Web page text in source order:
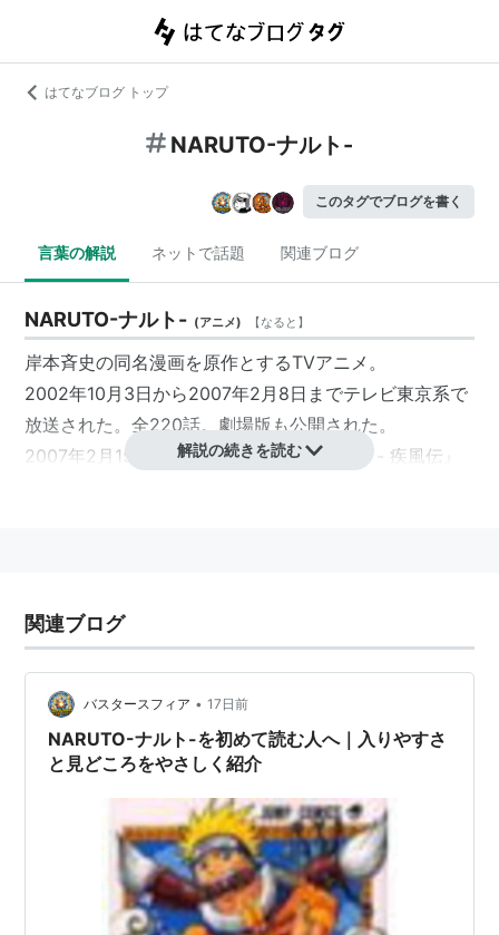
はてなブログ トップ
NARUTO-ナルト-
このタグでブログを書く
言葉の解説 ネットで話題 関連ブログ
NARUTO-ナルト- (アニメ) 【なると 】
岸本斉史の同名漫画を原作とするTVアニメ。
2002年10月3日から2007年2月8日までテレビ東京系で
放送された。全220話。劇場版も公開された。
2007年2月15日からは、『NARUTO-ナルト- 疾風伝
監督：伊達勇登
シリーズ構成：隅沢克之→武上純希
美術：高田茂祝
録音演出：神尾千春
音楽：六三四プロジェクト・増田俊郎
アニメーション制作：studioぴえろ
製作：テレビ東京、studioぴえろ
解説の続きを読む
関連ブログ
バスタースフィア • 17日前
NARUTO-ナルト-を初めて読む人へ｜入りやすさ
と見どころをやさしく紹介